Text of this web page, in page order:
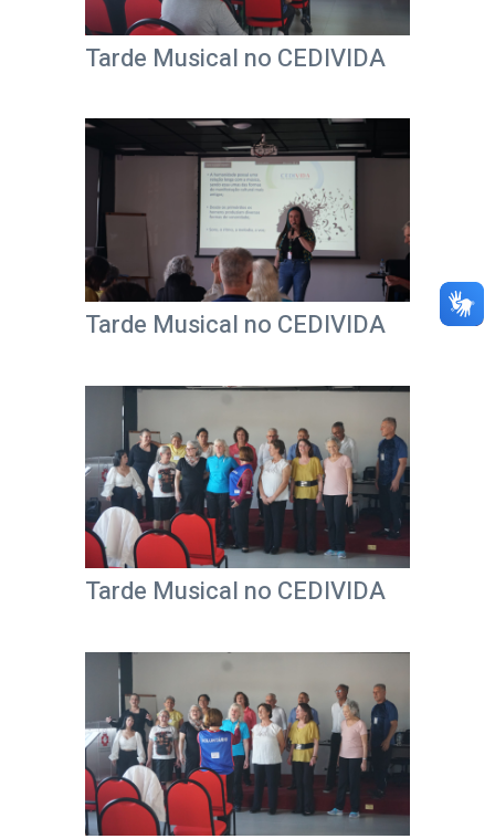
Tarde Musical no CEDIVIDA
Tarde Musical no CEDIVIDA
Tarde Musical no CEDIVIDA